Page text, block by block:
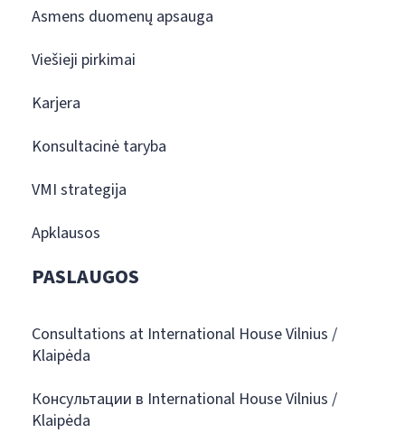
Asmens duomenų apsauga
Viešieji pirkimai
Karjera
Konsultacinė taryba
VMI strategija
Apklausos
PASLAUGOS
Consultations at International House Vilnius /
Klaipėda
Консультации в International House Vilnius /
Klaipėda